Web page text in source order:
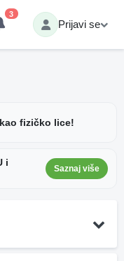
3
Prijavi se
fizičko lice!
i
Saznaj više